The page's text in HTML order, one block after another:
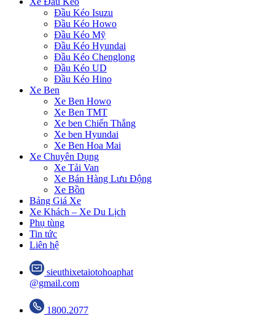
Đầu Kéo Isuzu
Đầu Kéo Howo
Đầu Kéo Mỹ
Đầu Kéo Hyundai
Đầu Kéo Chenglong
Đầu Kéo UD
Đầu Kéo Hino
Xe Ben
Xe Ben Howo
Xe Ben TMT
Xe ben Chiến Thắng
Xe ben Hyundai
Xe Ben Hoa Mai
Xe Chuyên Dụng
Xe Tải Van
Xe Bán Hàng Lưu Động
Xe Bồn
Bảng Giá Xe
Xe Khách – Xe Du Lịch
Phụ tùng
Tin tức
Liên hệ
sieuthixetaiotohoaphat
@gmail.com
1800.2077